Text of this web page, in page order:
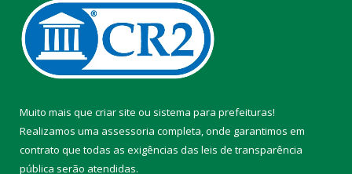
Muito mais que criar site ou sistema para prefeituras!
Realizamos uma assessoria completa, onde garantimos em
contrato que todas as exigências das leis de transparência
pública serão atendidas.